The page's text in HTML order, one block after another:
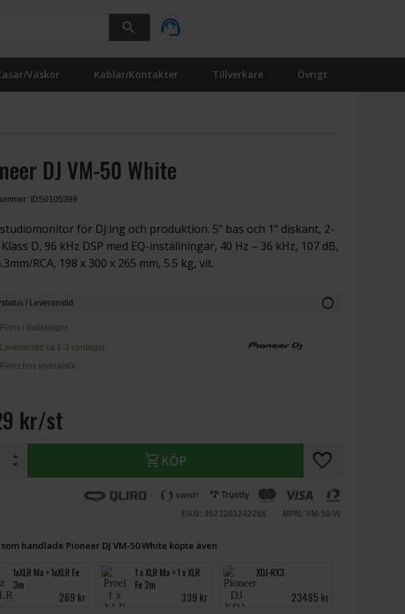
Väskor Kablar/Kontakter Tillverkare Övrigt
DJ VM-50 White
IDS0105399
för DJ:ing och produktion. 5" bas och 1" diskant, 2-
D, 96 kHz DSP med EQ-inställningar, 40 Hz – 36 kHz, 107 dB,
RCA, 198 x 300 x 265 mm, 5.5 kg, vit.
/ Leveranstid info
Finns i butikslager.
Leveranstid ca 1-3 vardagar.
Finns hos leverantör.
kr/st
shopping_cart KÖP favorite
EAN: 4573201242266 MPN: VM-50-W
handlade Pioneer DJ VM-50 White köpte även
1xXLR Ma > 1xXLR Fe
3m
269 kr
1 x XLR Ma > 1 x XLR
Fe 2m
339 kr
XDJ-RX3
23485 kr